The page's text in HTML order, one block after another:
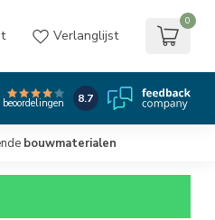
Verlanglijst
0
beoordelingen 8.7
bouwmaterialen